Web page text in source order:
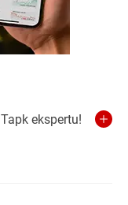
Tapk ekspertu!